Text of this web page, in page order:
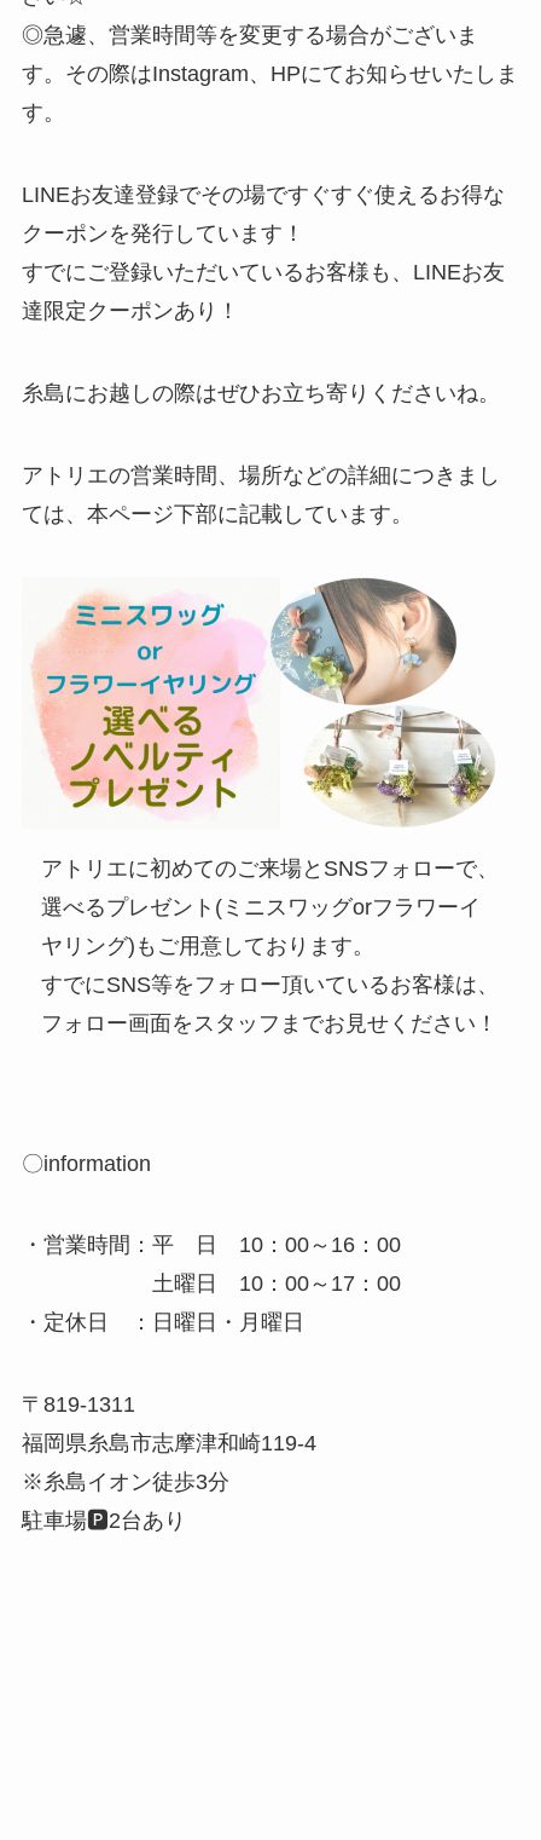
◎急遽、営業時間等を変更する場合がございま
す。その際はInstagram、HPにてお知らせいたしま
す。
LINEお友達登録でその場ですぐすぐ使えるお得な
クーポンを発行しています！
すでにご登録いただいているお客様も、LINEお友
達限定クーポンあり！
糸島にお越しの際はぜひお立ち寄りくださいね。
アトリエの営業時間、場所などの詳細につきまし
ては、本ページ下部に記載しています。
アトリエに初めてのご来場とSNSフォローで、
選べるプレゼント(ミニスワッグorフラワーイ
ヤリング)もご用意しております。
すでにSNS等をフォロー頂いているお客様は、
フォロー画面をスタッフまでお見せください！
〇information
・営業時間：平 日 10：00～16：00
土曜日 10：00～17：00
・定休日 ：日曜日・月曜日
〒819-1311
福岡県糸島市志摩津和崎119-4
※糸島イオン徒歩3分
駐車場🅿️2台あり